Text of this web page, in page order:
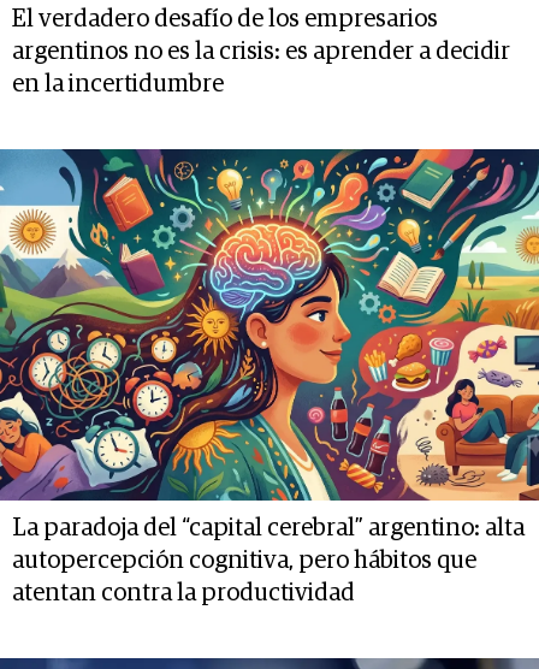
El verdadero desafío de los empresarios
argentinos no es la crisis: es aprender a decidir
en la incertidumbre
La paradoja del “capital cerebral” argentino: alta
autopercepción cognitiva, pero hábitos que
atentan contra la productividad